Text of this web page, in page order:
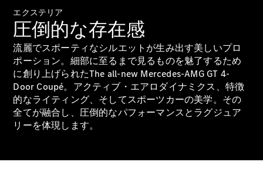
試乗リクエ
スト
オンライン
ショールー
ム
SUV
エクステリア
圧倒的な存在感
流麗でスポーティなシルエットが生み出す美しいプロ
ポーション。細部に至るまで見るものを魅了するため
に創り上げられたThe all-new Mercedes-AMG GT 4-
Door Coupé。アクティブ・エアロダイナミクス、特徴
的なライティング、そしてスポーツカーの美学。その
全てが融合し、圧倒的なパフォーマンスとラグジュア
リーを体現します。